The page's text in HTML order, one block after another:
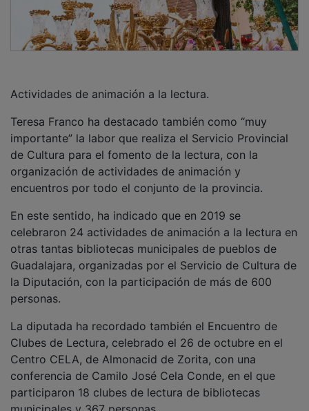
importante” la labor que realiza el Servicio Provincial
de Cultura para el fomento de la lectura, con la
organización de actividades de animación y
encuentros por todo el conjunto de la provincia.
celebraron 24 actividades de animación a la lectura en
otras tantas bibliotecas municipales de pueblos de
Guadalajara, organizadas por el Servicio de Cultura de
la Diputación, con la participación de más de 600
personas.
Clubes de Lectura, celebrado el 26 de octubre en el
Centro CELA, de Almonacid de Zorita, con una
conferencia de Camilo José Cela Conde, en el que
participaron 18 clubes de lectura de bibliotecas
municipales y 367 personas.